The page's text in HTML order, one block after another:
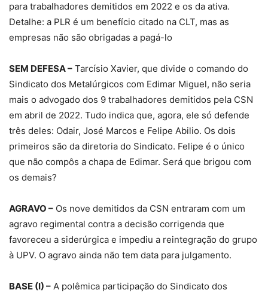
para trabalhadores demitidos em 2022 e os da ativa.
Detalhe: a PLR é um benefício citado na CLT, mas as
empresas não são obrigadas a pagá-lo
SEM DEFESA – Tarcísio Xavier, que divide o comando do
Sindicato dos Metalúrgicos com Edimar Miguel, não seria
mais o advogado dos 9 trabalhadores demitidos pela CSN
em abril de 2022. Tudo indica que, agora, ele só defende
três deles: Odair, José Marcos e Felipe Abilio. Os dois
primeiros são da diretoria do Sindicato. Felipe é o único
que não compôs a chapa de Edimar. Será que brigou com
os demais?
AGRAVO – Os nove demitidos da CSN entraram com um
agravo regimental contra a decisão corrigenda que
favoreceu a siderúrgica e impediu a reintegração do grupo
à UPV. O agravo ainda não tem data para julgamento.
BASE (I) – A polêmica participação do Sindicato dos